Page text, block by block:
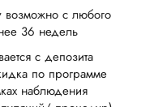
возможно с любого
36 недель
с депозита
по программе
наблюдения